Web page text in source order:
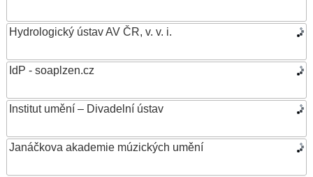
Hydrologický ústav AV ČR, v. v. i.
IdP - soaplzen.cz
Institut umění – Divadelní ústav
Janáčkova akademie múzických umění